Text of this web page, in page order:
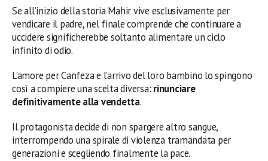
Se all’inizio della storia Mahir vive esclusivamente per
vendicare il padre, nel finale comprende che continuare a
uccidere significherebbe soltanto alimentare un ciclo
infinito di odio.
L’amore per Canfeza e l’arrivo del loro bambino lo spingono
così a compiere una scelta diversa: rinunciare
definitivamente alla vendetta.
Il protagonista decide di non spargere altro sangue,
interrompendo una spirale di violenza tramandata per
generazioni e scegliendo finalmente la pace.